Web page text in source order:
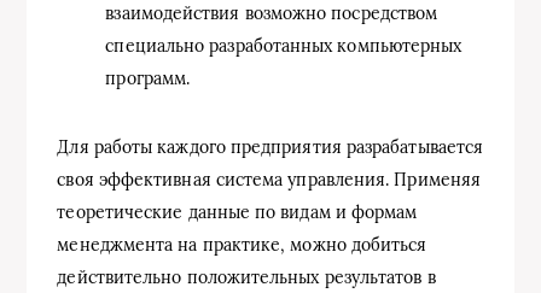
взаимодействия возможно посредством
специально разработанных компьютерных
программ.
Для работы каждого предприятия разрабатывается
своя эффективная система управления. Применяя
теоретические данные по видам и формам
менеджмента на практике, можно добиться
действительно положительных результатов в